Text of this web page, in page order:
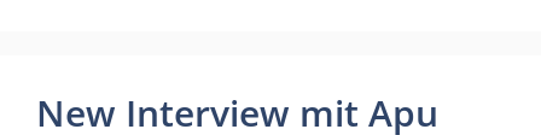
New Interview mit Apu